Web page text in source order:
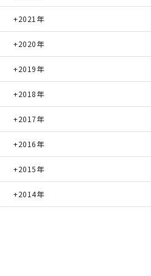
2021年
2020年
2019年
2018年
2017年
2016年
2015年
2014年